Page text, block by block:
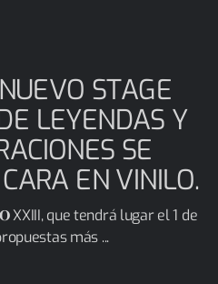
STAGE
LEYENDAS Y
SE
EN VINILO.
que tendrá lugar el 1 de
más ...